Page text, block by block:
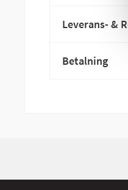
Leverans- &
Betalning